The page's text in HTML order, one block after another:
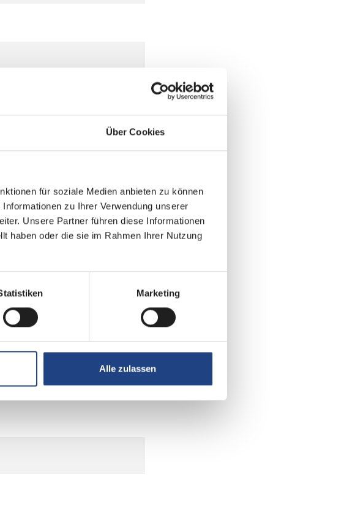
Über Cookies
für soziale Medien anbieten zu können
zu Ihrer Verwendung unserer
Unsere Partner führen diese Informationen
haben oder die sie im Rahmen Ihrer Nutzung
Marketing
Alle zulassen